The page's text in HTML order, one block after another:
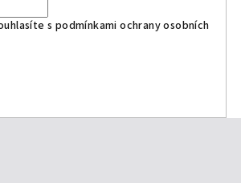
k
i
s podmínkami ochrany osobních